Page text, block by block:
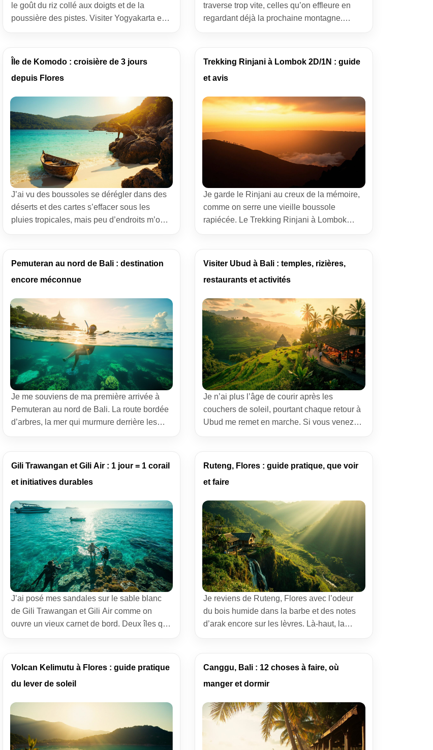
le goût du riz collé aux doigts et de la
poussière des pistes. Visiter Yogyakarta en
des rires. Ici, on apprend à ralentir, à
observer, à se laisser bercer par la grâce […]
traverse trop vite, celles qu’on effleure en
regardant déjà la prochaine montagne.
de lancement vers le volcan Bromo. Moi, j’y
ai posé mon sac plus longtemps, et la ville
m’a remercié par des souvenirs […]
Île de Komodo : croisière de 3 jours
depuis Flores
J’ai vu des boussoles se dérégler dans des
déserts et des cartes s’effacer sous les
pluies tropicales, mais peu d’endroits m’ont
On y trouve de l’eau […]
Trekking Rinjani à Lombok 2D/1N : guide
et avis
Je garde le Rinjani au creux de la mémoire,
comme on serre une vieille boussole
rapiécée. Le Trekking Rinjani à Lombok
l’épreuve et le cœur en liesse. On grimpe,
on doute, on sourit au vent. Au sommet, le
monde s’ouvre. […]
Pemuteran au nord de Bali : destination
encore méconnue
Je me souviens de ma première arrivée à
Pemuteran au nord de Bali. La route bordée
d’arbres, la mer qui murmure derrière les
ceux qui s’y attardent sans faire de bruit. J’y
reviens régulièrement, […]
Visiter Ubud à Bali : temples, rizières,
restaurants et activités
Je n’ai plus l’âge de courir après les
couchers de soleil, pourtant chaque retour à
Ubud me remet en marche. Si vous venez
Ici, les rizières en terrasses s’ouvrent
comme des livres d’école, […]
Gili Trawangan et Gili Air : 1 jour = 1 corail
et initiatives durables
J’ai posé mes sandales sur le sable blanc
de Gili Trawangan et Gili Air comme on
ouvre un vieux carnet de bord. Deux îles qui
= 1 corail n’est pas un slogan, c’est une
promesse tenue par des mains opiniâtres.
[…]
Ruteng, Flores : guide pratique, que voir
et faire
Je reviens de Ruteng, Flores avec l’odeur
du bois humide dans la barbe et des notes
d’arak encore sur les lèvres. Là-haut, la
rare qui donne envie de marcher
doucement. Si vous cherchez un coin
d’Indonésie où l’on voyage encore à […]
Volcan Kelimutu à Flores : guide pratique
du lever de soleil
Canggu, Bali : 12 choses à faire, où
manger et dormir